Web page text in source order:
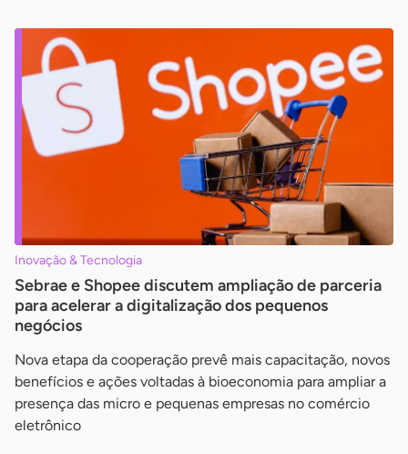
Inovação & Tecnologia
Sebrae e Shopee discutem ampliação de parceria
para acelerar a digitalização dos pequenos
negócios
Nova etapa da cooperação prevê mais capacitação, novos
benefícios e ações voltadas à bioeconomia para ampliar a
presença das micro e pequenas empresas no comércio
eletrônico